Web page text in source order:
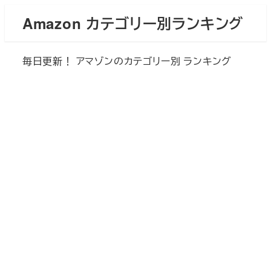
Amazon カテゴリー別ランキング
毎日更新！ アマゾンのカテゴリー別 ランキング